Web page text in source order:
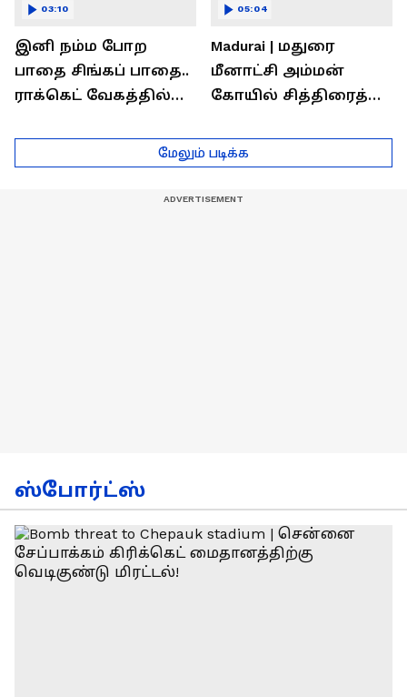
இனி நம்ம போற
பாதை சிங்கப் பாதை..
ராக்கெட் வேகத்தில்
திருச்சியில்
மு.க.ஸ்டாலின் உறுதி!
03:10
Madurai | மதுரை
மீனாட்சி அம்மன்
கோயில் சித்திரைத்
கோலாகலம்!
05:04
மேலும் படிக்க
ஸ்போர்ட்ஸ்